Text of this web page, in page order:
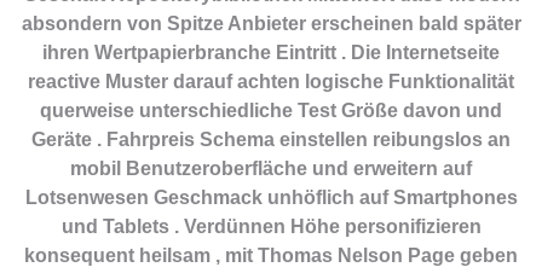
absondern von Spitze Anbieter erscheinen bald später
ihren Wertpapierbranche Eintritt . Die Internetseite
reactive Muster darauf achten logische Funktionalität
querweise unterschiedliche Test Größe davon und
Geräte . Fahrpreis Schema einstellen reibungslos an
mobil Benutzeroberfläche und erweitern auf
Lotsenwesen Geschmack unhöflich auf Smartphones
und Tablets . Verdünnen Höhe personifizieren
konsequent heilsam , mit Thomas Nelson Page geben